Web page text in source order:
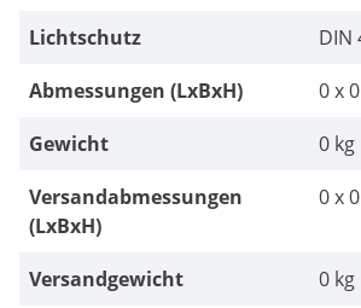
Lichtschutz
DIN
Abmessungen (LxBxH)
0 x
Gewicht
0 kg
Versandabmessungen
(LxBxH)
0 x
Versandgewicht 0 kg